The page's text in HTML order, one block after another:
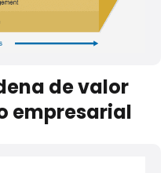
de valor
empresarial